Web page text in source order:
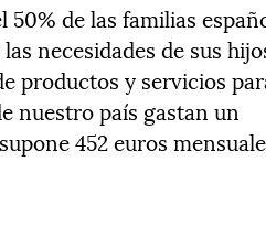
de las familias
necesidades de sus
productos y servicios
nuestro país gastan un
452 euros